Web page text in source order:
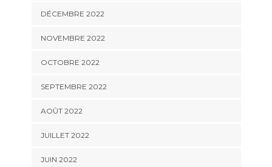
DÉCEMBRE 2022
NOVEMBRE 2022
OCTOBRE 2022
SEPTEMBRE 2022
AOÛT 2022
JUILLET 2022
JUIN 2022